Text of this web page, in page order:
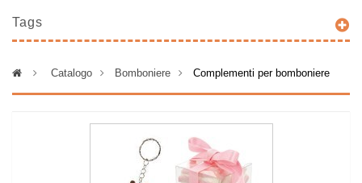
Tags
> Catalogo > Bomboniere > Complementi per bomboniere